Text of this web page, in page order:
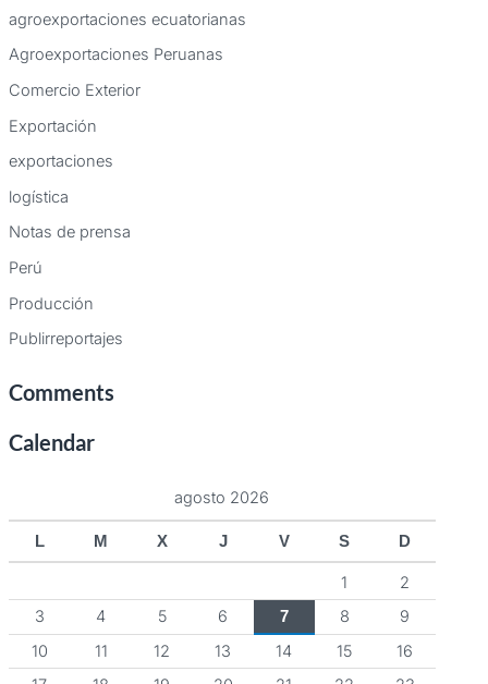
r
:
agroexportaciones ecuatorianas
Agroexportaciones Peruanas
Comercio Exterior
Exportación
exportaciones
logística
Notas de prensa
Perú
Producción
Publirreportajes
Comments
Calendar
agosto 2026
L M X J V S D
1
2
3
4 5 6 7 8
9
10
11 12 13 14 15
16